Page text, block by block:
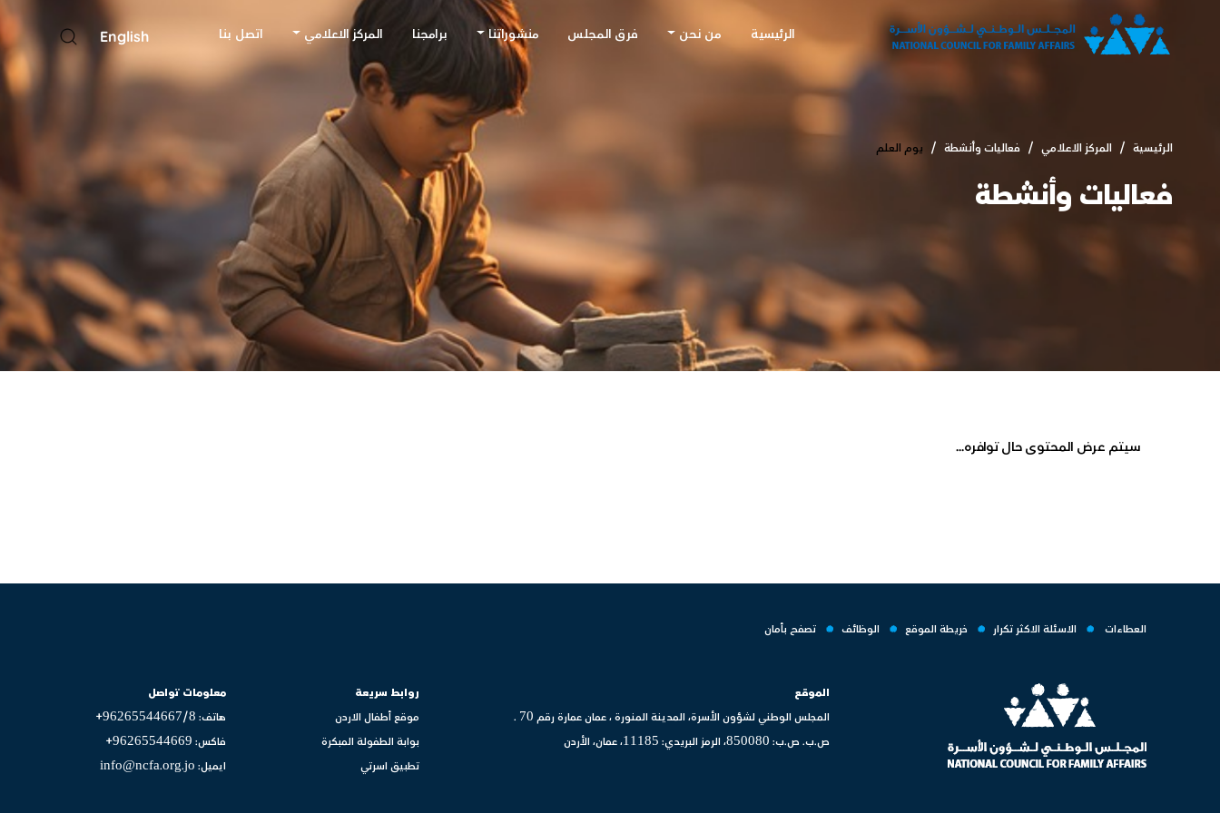
الرئيسية من نحن فرق المجلس منشوراتنا برامجنا المركز الاعلامي اتصل بنا
الرئيسية المركز الاعلامي فعاليات وأنشطة يوم العلم
فعاليات وأنشطة
سيتم عرض المحتوى حال توافره...
العطاءات الاسئلة الاكثر تكرار خريطة الموقع الوظائف تصفح بأمان
الموقع
المجلس الوطني لشؤون الأسرة، المدينة المنورة ، عمان عمارة رقم 70 .
ص.ب. ص.ب: 850080، الرمز البريدي: 11185، عمان، الأردن
روابط سريعة
موقع أطفال الاردن
بوابة الطفولة المبكرة
تطبيق اسرتي
معلومات تواصل
هاتف: 96265544667/8+
فاكس: 96265544669+
ايميل: info@ncfa.org.jo